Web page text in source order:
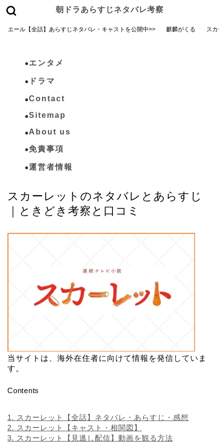
朝ドラあらすじネタバレ考察
エール【全話】あらすじネタバレ・キャストを公開中>> 麒麟がくる ス
エンタメ
ドラマ
Contact
Sitemap
About us
免責事項
運営者情報
スカーレットのネタバレとあらすじ
｜ときどき考察と口コミ
当サイトは、海外在住者に向けて情報を発信していま
す。
Contents
1. スカーレット【全話】ネタバレ・あらすじ・感想
2. スカーレット【キャスト・相関図】
3. スカーレット【見逃し配信】動画を観る方法